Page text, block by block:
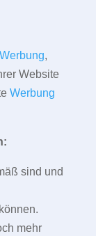
Werbung,
Website
Werbung
sind und
mehr